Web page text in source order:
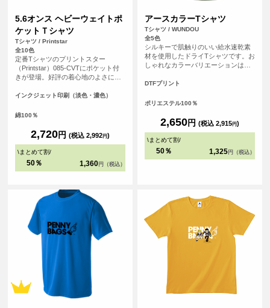
5.6オンス ヘビーウェイトポ
ケットＴシャツ
Tシャツ / Printstar
全10色
定番Tシャツのプリントスター
（Printstar）085-CVTにポケット付
きが登場。好評の着心地のよさに加
にブラッシュアップ。ポケットにオ
入れればグッとおしゃれになりま
インクジェット印刷（淡色・濃色）
綿100％
2,720円 (税込 2,992円)
\まとめて割/
50％ 1,360 円（税込）
アースカラーTシャツ
Tシャツ / WUNDOU
全5色
シルキーで肌触りのいい給水速乾素
材を使用したドライTシャツです。お
しゃれなカラーバリエーションは、
普段使いのTシャツとしてもおすすめ
DTFプリント
ポリエステル100％
2,650円 (税込 2,915円)
\まとめて割/
50％ 1,325 円（税込）